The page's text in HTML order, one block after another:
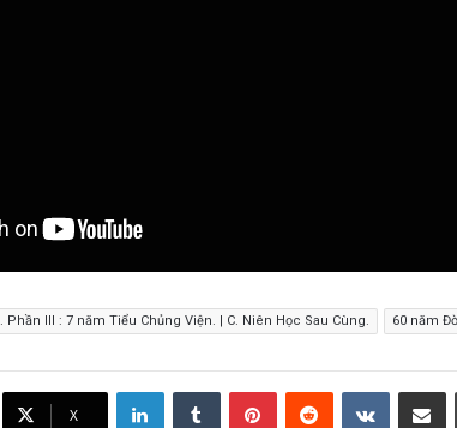
Phần III : 7 năm Tiểu Chủng Viện. | C. Niên Học Sau Cùng. 60 năm
X
LinkedIn Tumblr Pinterest Reddit VKontakte Share via Email